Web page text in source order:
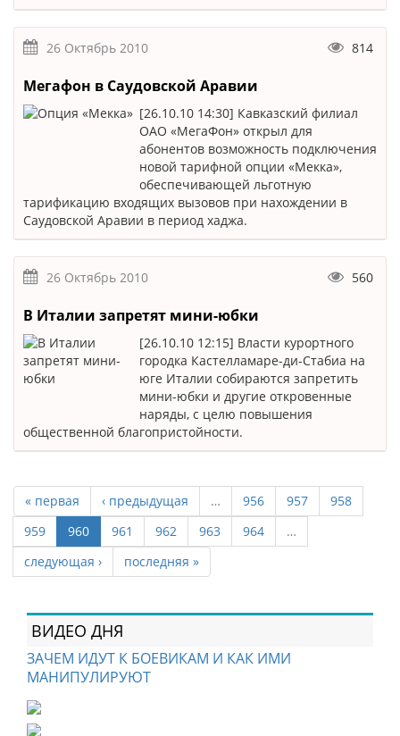
26 Октябрь 2010 814
Мегафон в Саудовской Аравии
[26.10.10 14:30] Кавказский филиал
ОАО «МегаФон» открыл для
абонентов возможность подключения
новой тарифной опции «Мекка»,
обеспечивающей льготную
тарификацию входящих вызовов при нахождении в
Саудовской Аравии в период хаджа.
26 Октябрь 2010 560
В Италии запретят мини-юбки
[26.10.10 12:15] Власти курортного
городка Кастелламаре-ди-Стабиа на
юге Италии собираются запретить
мини-юбки и другие откровенные
наряды, с целю повышения
общественной благопристойности.
« первая ‹ предыдущая … 956 957
958
959
960 961 962 963 964
…
следующая ›
последняя »
ВИДЕО ДНЯ
ЗАЧЕМ ИДУТ К БОЕВИКАМ И КАК ИМИ
МАНИПУЛИРУЮТ